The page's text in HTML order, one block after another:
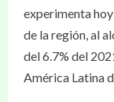
experimenta
de la región, al
del 6.7% del
América Latina